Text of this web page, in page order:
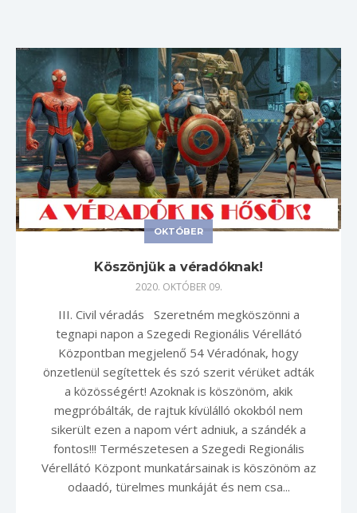
OKTÓBER
Köszönjük a véradóknak!
2020. OKTÓBER 09.
III. Civil véradás Szeretném megköszönni a
tegnapi napon a Szegedi Regionális Vérellátó
Központban megjelenő 54 Véradónak, hogy
önzetlenül segítettek és szó szerit vérüket adták
a közösségért! Azoknak is köszönöm, akik
megpróbálták, de rajtuk kívülálló okokból nem
sikerült ezen a napom vért adniuk, a szándék a
fontos!!! Természetesen a Szegedi Regionális
Vérellátó Központ munkatársainak is köszönöm az
odaadó, türelmes munkáját és nem csa...